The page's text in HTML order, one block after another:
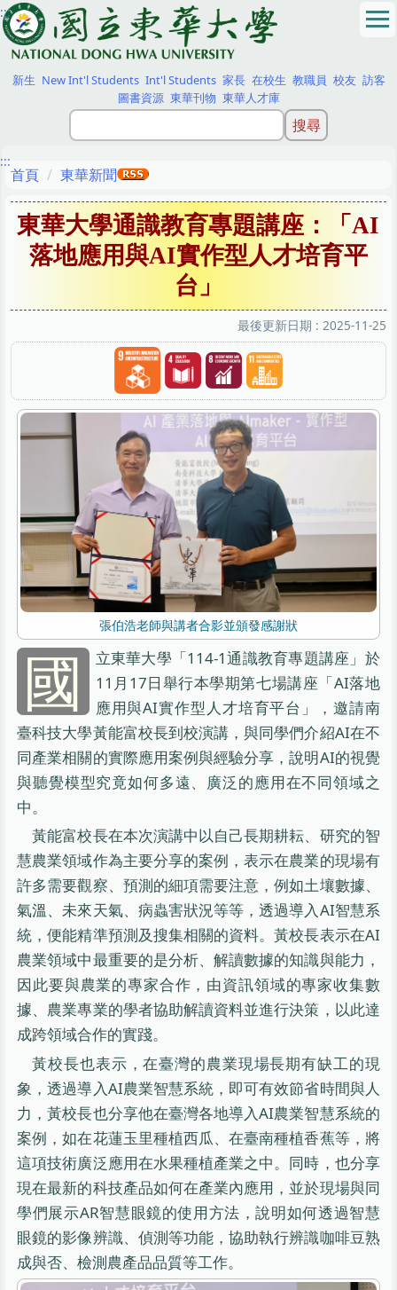
跳
到
主
要
內
:::
新生 New Int'l Students Int'l Students 家長 在校生 教職員 校友 訪客
圖書資源 東華刊物 東華人才庫
:::
首頁 東華新聞
東華大學通識教育專題講座：「AI
落地應用與AI實作型人才培育平
台」
最後更新日期 : 2025-11-25
張伯浩老師與講者合影並頒發感謝狀
國
立東華大學「114-1通識教育專題講座」於
11月17日舉行本學期第七場講座「AI落地
應用與AI實作型人才培育平台」，邀請南
臺科技大學黃能富校長到校演講，與同學們介紹AI在不
同產業相關的實際應用案例與經驗分享，說明AI的視覺
與聽覺模型究竟如何多遠、廣泛的應用在不同領域之
中。
黃能富校長在本次演講中以自己長期耕耘、研究的智
慧農業領域作為主要分享的案例，表示在農業的現場有
許多需要觀察、預測的細項需要注意，例如土壤數據、
氣溫、未來天氣、病蟲害狀況等等，透過導入AI智慧系
統，便能精準預測及搜集相關的資料。黃校長表示在AI
農業領域中最重要的是分析、解讀數據的知識與能力，
因此要與農業的專家合作，由資訊領域的專家收集數
據、農業專業的學者協助解讀資料並進行決策，以此達
成跨領域合作的實踐。
黃校長也表示，在臺灣的農業現場長期有缺工的現
象，透過導入AI農業智慧系統，即可有效節省時間與人
力，黃校長也分享他在臺灣各地導入AI農業智慧系統的
案例，如在花蓮玉里種植西瓜、在臺南種植香蕉等，將
這項技術廣泛應用在水果種植產業之中。同時，也分享
現在最新的科技產品如何在產業內應用，並於現場與同
學們展示AR智慧眼鏡的使用方法，說明如何透過智慧
眼鏡的影像辨識、偵測等功能，協助執行辨識咖啡豆熟
成與否、檢測農產品品質等工作。